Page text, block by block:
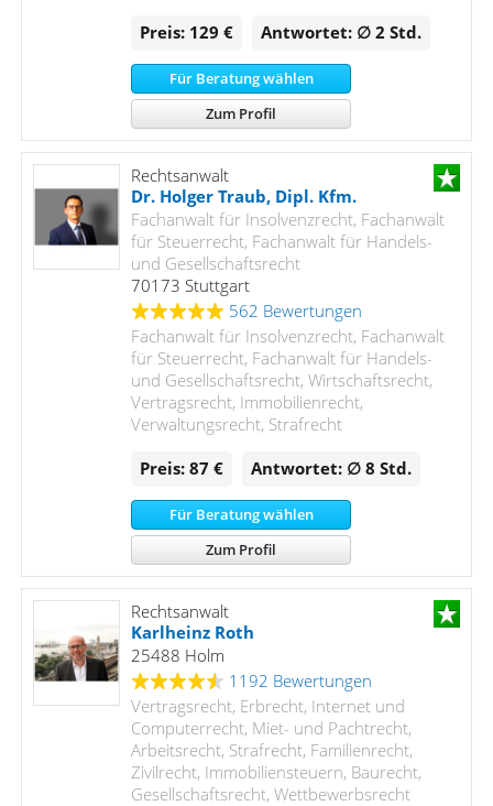
Preis: 129 € Antwortet: ∅ 2Std.
Für Beratung wählen
Zum Profil
Rechtsanwalt
Dr. Holger Traub, Dipl. Kfm.
Fachanwalt für Insolvenzrecht, Fachanwalt
für Steuerrecht, Fachanwalt für Handels-
und Gesellschaftsrecht
70173 Stuttgart
562 Bewertungen
Fachanwalt für Insolvenzrecht, Fachanwalt
für Steuerrecht, Fachanwalt für Handels-
und Gesellschaftsrecht, Wirtschaftsrecht,
Vertragsrecht, Immobilienrecht,
Verwaltungsrecht, Strafrecht
Preis: 87 € Antwortet: ∅ 8Std.
Für Beratung wählen
Zum Profil
Rechtsanwalt
Karlheinz Roth
25488 Holm
1192 Bewertungen
Vertragsrecht, Erbrecht, Internet und
Computerrecht, Miet- und Pachtrecht,
Arbeitsrecht, Strafrecht, Familienrecht,
Zivilrecht, Immobiliensteuern, Baurecht,
Gesellschaftsrecht, Wettbewerbsrecht